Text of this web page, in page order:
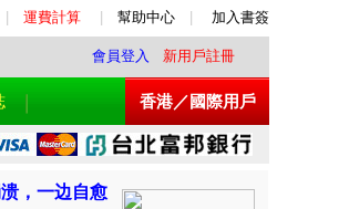
運費計算 幫助中心 加入書簽
會員登入 新用戶註冊
香港／國際用戶
，一边自愈